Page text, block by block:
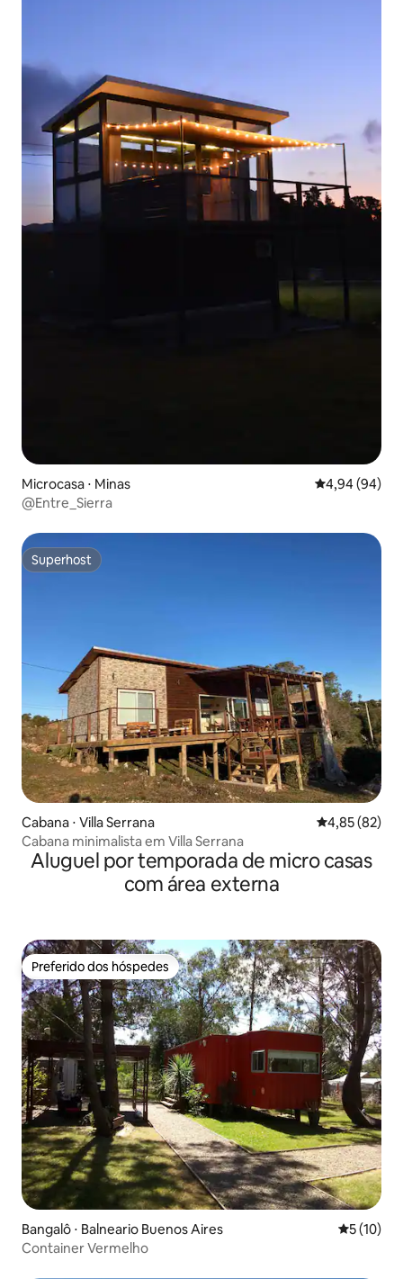
Microcasa ⋅ Minas 4,94 de uma
4,94 (94)
@Entre_Sierra
Superhost
Superhost
Cabana ⋅ Villa Serrana 4,85 de uma
4,85 (82)
Cabana minimalista em Villa Serrana
Aluguel por temporada de micro casas
com área externa
Preferido dos hóspedes
Preferido dos hóspedes
Bangalô ⋅ Balneario Buenos Aires 5 de uma
5 (10)
Container Vermelho